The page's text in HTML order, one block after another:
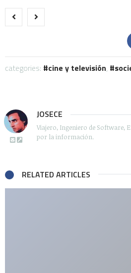
categories: cine y televisión,
JOSECE
Viajero, Ingeniero de Software,
por la información.
RELATED ARTICLES